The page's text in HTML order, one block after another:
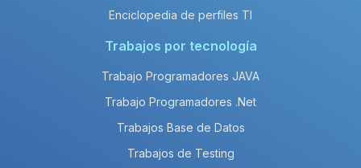
Enciclopedia de perfiles TI
Trabajos por tecnología
Trabajo Programadores JAVA
Trabajo Programadores .Net
Trabajos Base de Datos
Trabajos de Testing